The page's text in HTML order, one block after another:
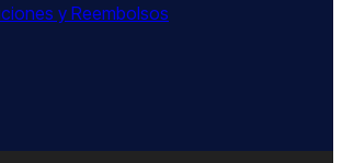
y Reembolsos